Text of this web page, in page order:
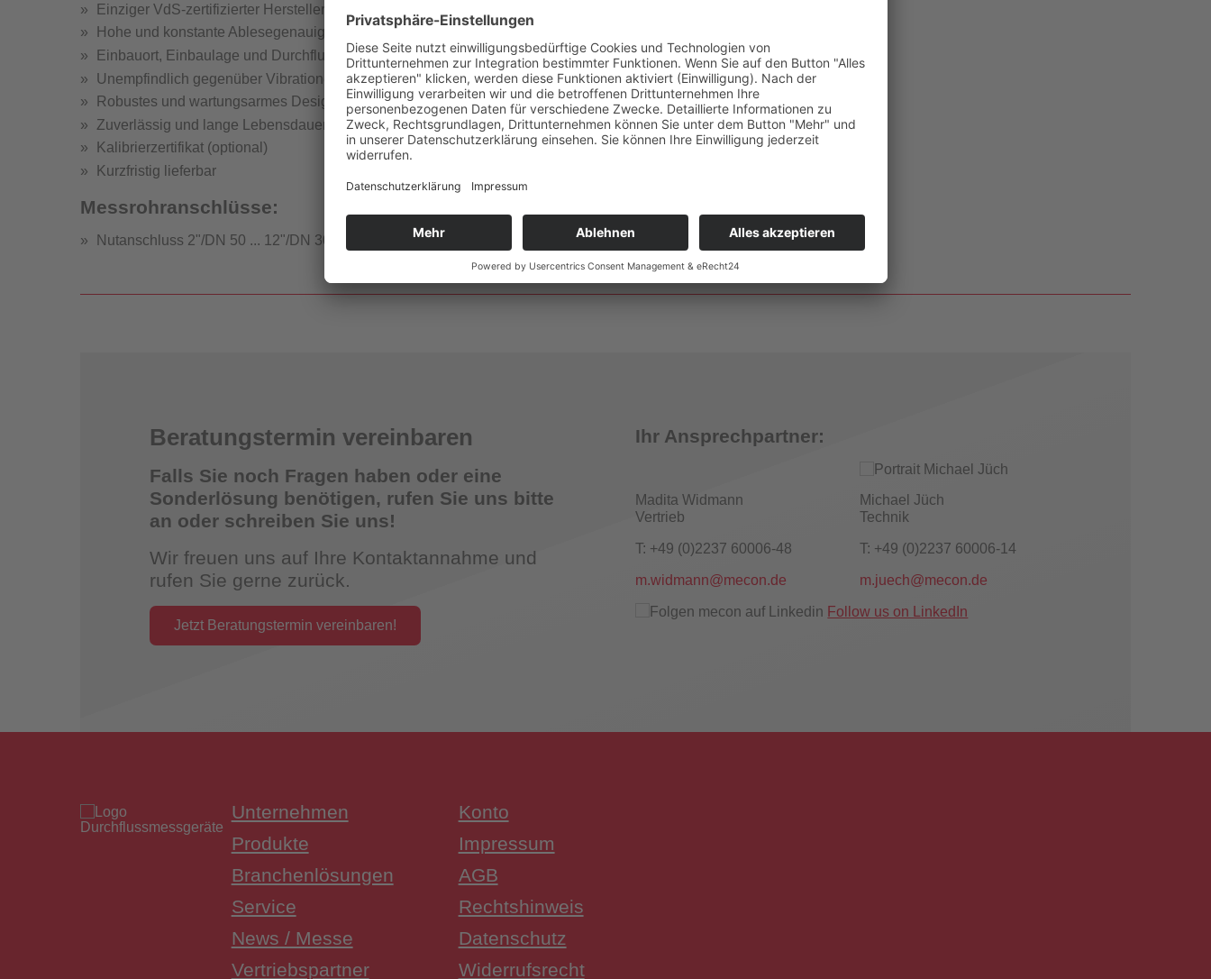
Wandhydrantenprüfgerät
Testeinrichtungen
Strömungsmelder TesterWandhydrantenprüfgeräte
Strömungsmelder-Tester für Sprinkleranlagen
UW3 Serie Überwachungsschalter
Einziger VdS-zertifizierter Hersteller mit Nutanschluss
Hohe und konstante Ablesegenauigkeit
Einbauort, Einbaulage und Durchflussrichtung beliebig
Unempfindlich gegenüber Vibrationen
Robustes und wartungsarmes Design
Zuverlässig und lange Lebensdauer
Kalibrierzertifikat (optional)
Kurzfristig lieferbar
Messrohranschlüsse:
Nutanschluss 2"/DN 50 ... 12"/DN 300
Beratungstermin vereinbaren
Falls Sie noch Fragen haben oder eine
Sonderlösung benötigen, rufen Sie uns bitte
an oder schreiben Sie uns!
Wir freuen uns auf Ihre Kontaktannahme und
rufen Sie gerne zurück.
Jetzt Beratungstermin vereinbaren!
Ihr Ansprechpartner:
Madita Widmann
Vertrieb
T: +49 (0)2237 60006-48
m.widmann@mecon.de
Michael Jüch
Technik
T: +49 (0)2237 60006-14
m.juech@mecon.de
Follow us on LinkedIn
Unternehmen
Produkte
Branchenlösungen
Service
News / Messe
Vertriebspartner
Konto
Impressum
AGB
Rechtshinweis
Datenschutz
Widerrufsrecht